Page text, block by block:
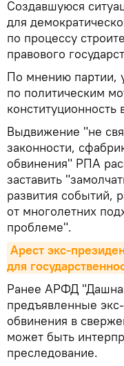
Создавшуюся
для
по процессу
правового
По мнению партии,
по политическим
Выдвижение "не
законности,
обвинения" РПА
заставить
развития событий,
от многолетних
проблеме".
Арест экс-
для
Ранее АРФД
предъявленные
обвинения в
может быть
преследование.